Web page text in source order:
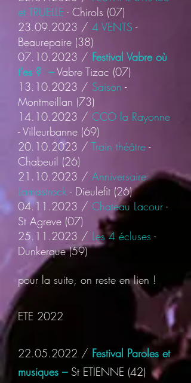
et TRUELLE - Chirols (07)
23.09.2023 / 4 VENTS -
Beaurepaire (38)
07.10.2023 / Festival Vabre où
t'es ? –Vabre Tizac (07)
13.10.2023 / Saison -
Montmeillan (73)
14.10.2023 / CCO la Rayonne
- Villeurbanne (69)
20.10.2023 / Train théâtre -
Chabeuil (26)
21.10.2023 / Anniversaire
Lamastrock - Dieulefit (26)
04.11.2023 / Chateau Lacour -
St Agreve (07)
25.11.2023 / Les 4 écluses -
Dunkerque (59)
pour la suite, on reste en lien !
ETE 2022
22.05.2022 / Festival Paroles et
musiques –St ETIENNE (42)